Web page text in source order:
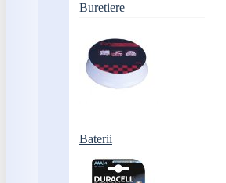
Buretiere
Baterii